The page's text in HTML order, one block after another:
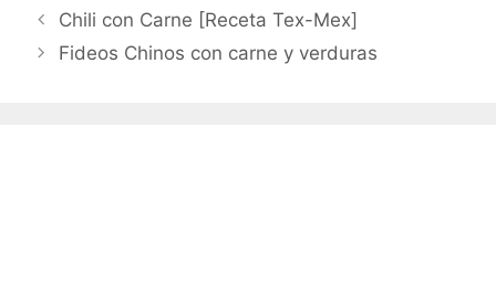
Chili con Carne [Receta Tex-Mex]
Fideos Chinos con carne y verduras